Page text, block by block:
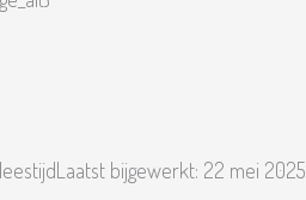
Laatst bijgewerkt: 22 mei 2025